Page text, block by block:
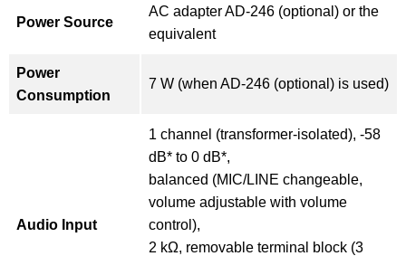
Power Source
AC adapter AD-246 (optional) or the
equivalent
Power
Consumption
7 W (when AD-246 (optional) is used)
Audio Input
1 channel (transformer-isolated), -58
dB* to 0 dB*,
balanced (MIC/LINE changeable,
volume adjustable with volume
control),
2 kΩ, removable terminal block (3